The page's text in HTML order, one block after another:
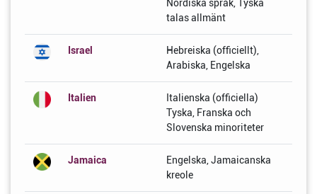
Nordiska språk, Tyska
talas allmänt
Israel
Hebreiska (officiellt),
Arabiska, Engelska
Italien
Italienska (officiella)
Tyska, Franska och
Slovenska minoriteter
Jamaica
Engelska, Jamaicanska
kreole